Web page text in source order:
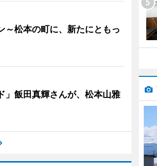
～松本の町に、新たにともっ
」飯田真輝さんが、松本山雅